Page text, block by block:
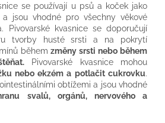
se používají u psů a koček jako
jsou vhodné pro všechny věkové
Pivovarské kvasnice se doporučují
tvorby husté srsti a na pokrytí
běhemzměny srsti nebo během
Pivovarské kvasnice mohou
nebo ekzém a potlačit cukrovku.
obtížemi a jsou vhodné
svalů, orgánů, nervového a